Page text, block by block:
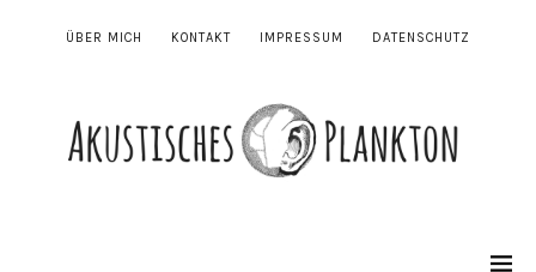
ÜBER MICH KONTAKT IMPRESSUM DATENSCHUTZ